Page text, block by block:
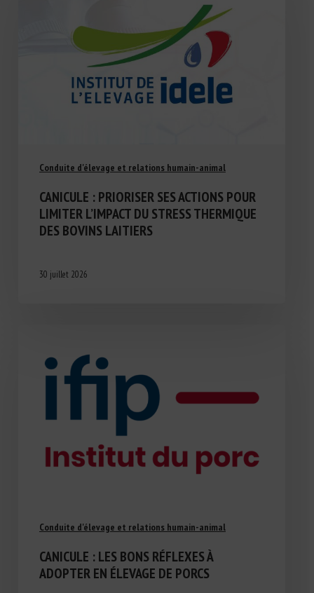
Conduite d'élevage et relations humain-animal
CANICULE : PRIORISER SES ACTIONS POUR
LIMITER L’IMPACT DU STRESS THERMIQUE
DES BOVINS LAITIERS
30 juillet 2026
Conduite d'élevage et relations humain-animal
CANICULE : LES BONS RÉFLEXES À
ADOPTER EN ÉLEVAGE DE PORCS